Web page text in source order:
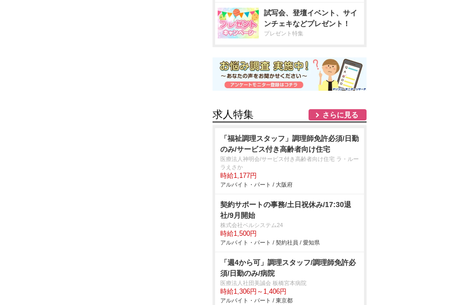
試写会、登壇イベント、サイ
ンチェキなどプレゼント！
プレゼント特集
求人特集 さらに見る
「福祉調理スタッフ」調理師免許必須/日勤
のみ/サービス付き高齢者向け住宅
医療法人神明会/サービス付き高齢者向け住宅 ラ・ルー
ラえさか
時給1,177円
アルバイト・パート / 大阪府
契約サポートの事務/土日祝休み/17:30退
社/9月開始
株式会社ベルシステム24
時給1,500円
アルバイト・パート / 契約社員 / 愛知県
「週4から可」調理スタッフ/調理師免許必
須/日勤のみ/病院
医療法人社団美誠会 板橋宮本病院
時給1,306円～1,406円
アルバイト・パート / 東京都